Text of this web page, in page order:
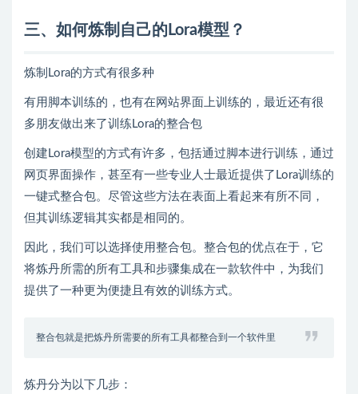
三、如何炼制自己的Lora模型？
炼制Lora的方式有很多种
有用脚本训练的，也有在网站界面上训练的，最近还有很
多朋友做出来了训练Lora的整合包
创建Lora模型的方式有许多，包括通过脚本进行训练，通过
网页界面操作，甚至有一些专业人士最近提供了Lora训练的
一键式整合包。尽管这些方法在表面上看起来有所不同，
但其训练逻辑其实都是相同的。
因此，我们可以选择使用整合包。整合包的优点在于，它
将炼丹所需的所有工具和步骤集成在一款软件中，为我们
提供了一种更为便捷且有效的训练方式。
整合包就是把炼丹所需要的所有工具都整合到一个软件里
炼丹分为以下几步：